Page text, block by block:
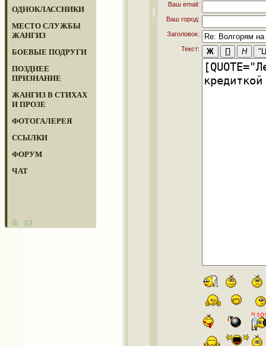
ОДНОКЛАССНИКИ
МЕСТО СЛУЖБЫ
ЖАНГИЗ
БОЕВЫЕ ПОДРУГИ
ПОЗДНЕЕ
ПРИЗНАНИЕ
ЖАНГИЗ В СТИХАХ
И ПРОЗЕ
ФОТОГАЛЕРЕЯ
ССЫЛКИ
ФОРУМ
ЧАТ
Ваш email:
Ваш город:
Заголовок:
Текст: